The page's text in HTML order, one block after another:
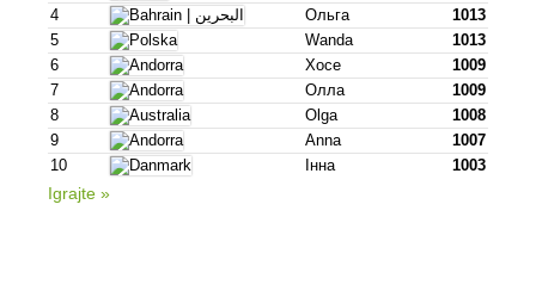
4
Ольга
1013
5
Wanda
1013
6
Хосе
1009
7
Олла
1009
8
Olga
1008
9
Anna
1007
10
Інна 1003
Igrajte »